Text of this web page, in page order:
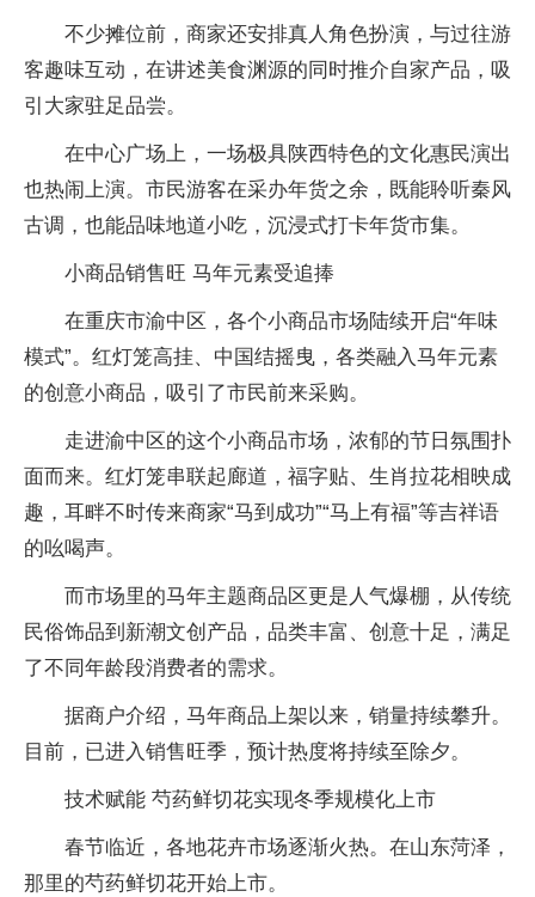
不少摊位前，商家还安排真人角色扮演，与过往游
客趣味互动，在讲述美食渊源的同时推介自家产品，吸
引大家驻足品尝。
在中心广场上，一场极具陕西特色的文化惠民演出
也热闹上演。市民游客在采办年货之余，既能聆听秦风
古调，也能品味地道小吃，沉浸式打卡年货市集。
小商品销售旺 马年元素受追捧
在重庆市渝中区，各个小商品市场陆续开启“年味
模式”。红灯笼高挂、中国结摇曳，各类融入马年元素
的创意小商品，吸引了市民前来采购。
走进渝中区的这个小商品市场，浓郁的节日氛围扑
面而来。红灯笼串联起廊道，福字贴、生肖拉花相映成
趣，耳畔不时传来商家“马到成功”“马上有福”等吉祥语
的吆喝声。
而市场里的马年主题商品区更是人气爆棚，从传统
民俗饰品到新潮文创产品，品类丰富、创意十足，满足
了不同年龄段消费者的需求。
据商户介绍，马年商品上架以来，销量持续攀升。
目前，已进入销售旺季，预计热度将持续至除夕。
技术赋能 芍药鲜切花实现冬季规模化上市
春节临近，各地花卉市场逐渐火热。在山东菏泽，
那里的芍药鲜切花开始上市。